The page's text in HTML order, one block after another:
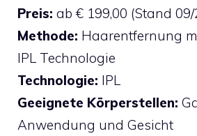
Preis: ab € 199,00 (Stand 09/
Methode: Haarentfernung
IPL Technologie
Technologie: IPL
Geeignete Körperstellen:
Anwendung und Gesicht